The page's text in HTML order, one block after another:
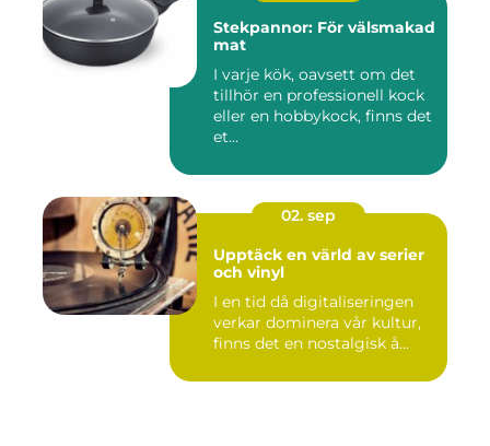
Stekpannor: För välsmakad
mat
I varje kök, oavsett om det
tillhör en professionell kock
eller en hobbykock, finns det
et...
02. sep
Upptäck en värld av serier
och vinyl
I en tid då digitaliseringen
verkar dominera vår kultur,
finns det en nostalgisk å...